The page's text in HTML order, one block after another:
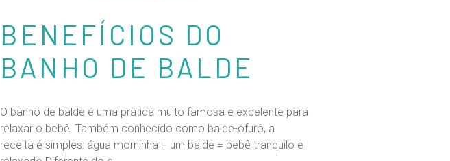
BENEFÍCIOS DO
BANHO DE BALDE
O banho de balde é uma prática muito famosa e excelente para
relaxar o bebê. Também conhecido como balde-ofurô, a
receita é simples: água morninha + um balde = bebê tranquilo e